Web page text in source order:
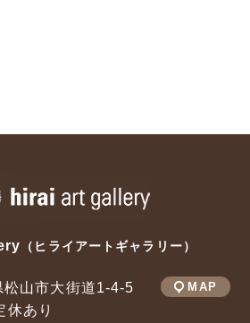
（ヒライアートギャラリー）
MAP
松山市大街道1-4-5
休あり